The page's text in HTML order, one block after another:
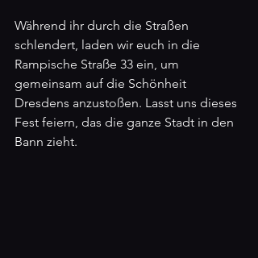
Während ihr durch die Straßen
schlendert, laden wir euch in die
Rampische Straße 33 ein, um
gemeinsam auf die Schönheit
Dresdens anzustoßen. Lasst uns dieses
Fest feiern, das die ganze Stadt in den
Bann zieht.